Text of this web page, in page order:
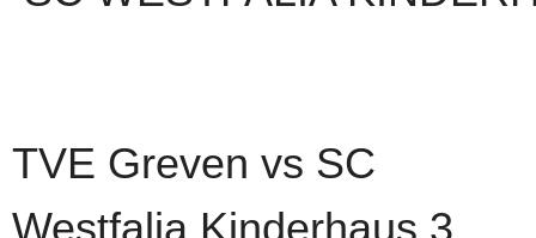
TVE Greven vs SC
Westfalia Kinderhaus 3